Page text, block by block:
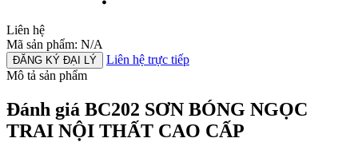
Liên hệ
Mã sản phẩm: N/A
ĐĂNG KÝ ĐẠI LÝ
Liên hệ trực tiếp
Mô tả sản phẩm
Đánh giá BC202 SƠN BÓNG NGỌC
TRAI NỘI THẤT CAO CẤP